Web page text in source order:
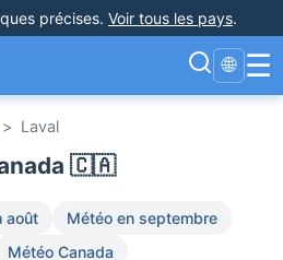
précises. Voir tous les pays.
🌐 ☰
> Laval
🇨🇦
août
Météo en septembre
Météo Canada